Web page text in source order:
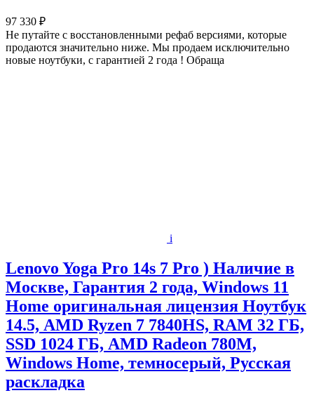
97 330 ₽
Не путайте с восстановленными рефаб версиями, которые
продаются значительно ниже. Мы продаем исключительно
новые ноутбуки, с гарантией 2 года ! Обраща
i
Lenovo Yoga Pro 14s 7 Pro ) Наличие в
Москве, Гарантия 2 года, Windows 11
Home оригинальная лицензия Ноутбук
14.5, AMD Ryzen 7 7840HS, RAM 32 ГБ,
SSD 1024 ГБ, AMD Radeon 780M,
Windows Home, темносерый, Русская
раскладка